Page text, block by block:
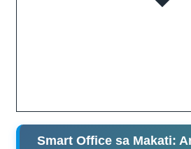
Smart Office sa Makati: